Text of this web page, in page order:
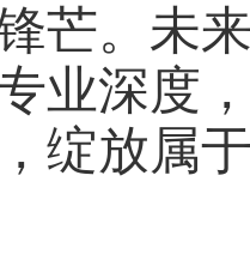
芒。未
业深度
绽放属